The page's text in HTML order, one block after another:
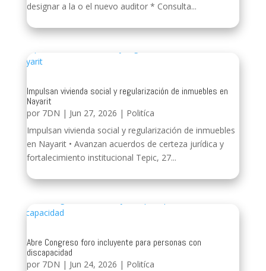
designar a la o el nuevo auditor * Consulta...
Impulsan vivienda social y regularización de inmuebles en
Nayarit
por 7DN | Jun 27, 2026 | Politíca
Impulsan vivienda social y regularización de inmuebles
en Nayarit • Avanzan acuerdos de certeza jurídica y
fortalecimiento institucional Tepic, 27...
Abre Congreso foro incluyente para personas con
discapacidad
por 7DN | Jun 24, 2026 | Politíca